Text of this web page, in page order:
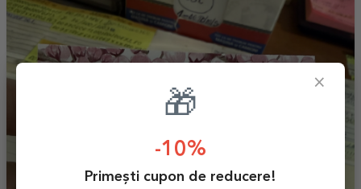
×
🎁
-10%
Primești cupon de reducere!